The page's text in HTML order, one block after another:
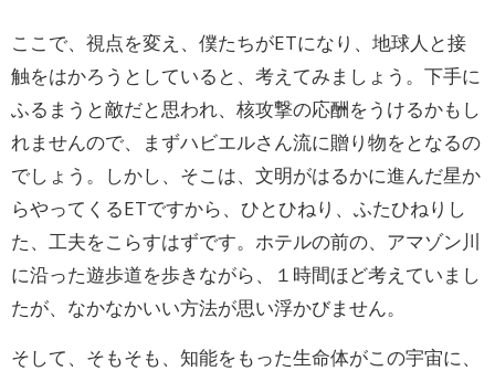
ここで、視点を変え、僕たちがETになり、地球人と接
触をはかろうとしていると、考えてみましょう。下手に
ふるまうと敵だと思われ、核攻撃の応酬をうけるかもし
れませんので、まずハビエルさん流に贈り物をとなるの
でしょう。しかし、そこは、文明がはるかに進んだ星か
らやってくるETですから、ひとひねり、ふたひねりし
た、工夫をこらすはずです。ホテルの前の、アマゾン川
に沿った遊歩道を歩きながら、１時間ほど考えていまし
たが、なかなかいい方法が思い浮かびません。
そして、そもそも、知能をもった生命体がこの宇宙に、